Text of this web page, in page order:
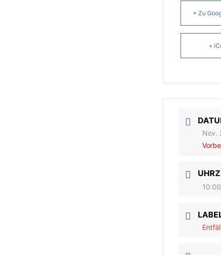
+ Zu
+
Nov.